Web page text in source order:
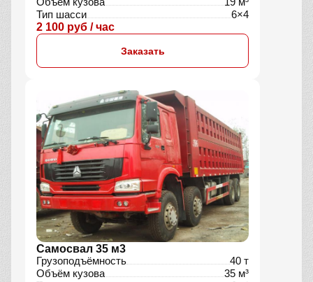
Тип шасси
6×4
2 100 руб / час
Заказать
Самосвал 35 м3
Грузоподъёмность
40 т
Объём кузова
35 м³